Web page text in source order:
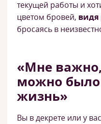
текущей работы и
цветом бровей, видя
бросаясь в
«Мне
можно было
жизнь»
Вы в декрете или у